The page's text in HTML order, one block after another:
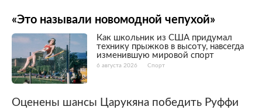
«Это называли новомодной чепухой»
Как школьник из США придумал
технику прыжков в высоту, навсегда
изменившую мировой спорт
6 августа 2026 Спорт
Оценены шансы Царукяна победить Руффи